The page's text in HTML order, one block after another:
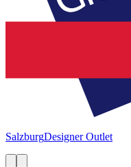
SalzburgDesigner Outlet